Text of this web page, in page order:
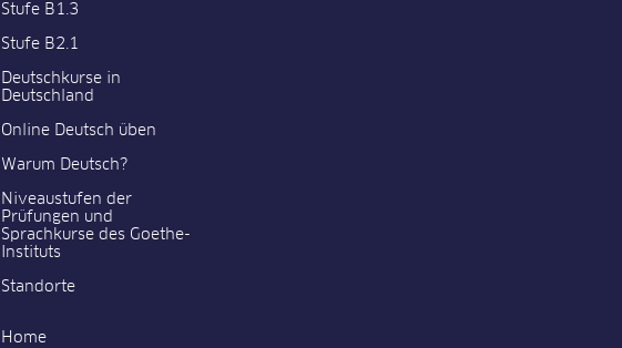
Stufe B1.3
Stufe B2.1
Deutschkurse in
Deutschland
Online Deutsch üben
Warum Deutsch?
Niveaustufen der
Prüfungen und
Sprachkurse des Goethe-
Instituts
Standorte
Home